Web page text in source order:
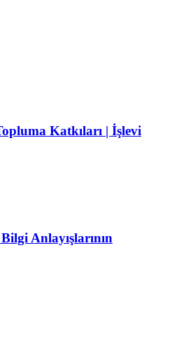
Katkıları | İşlevi
Anlayışlarının